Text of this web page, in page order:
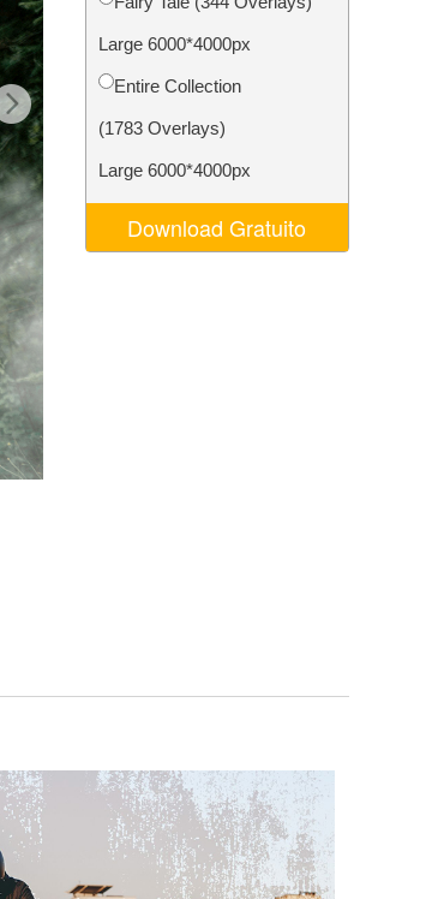
Video Editing Services
Large 6000*4000px
Entire Collection
(1783 Overlays)
Large 6000*4000px
Download Gratuito